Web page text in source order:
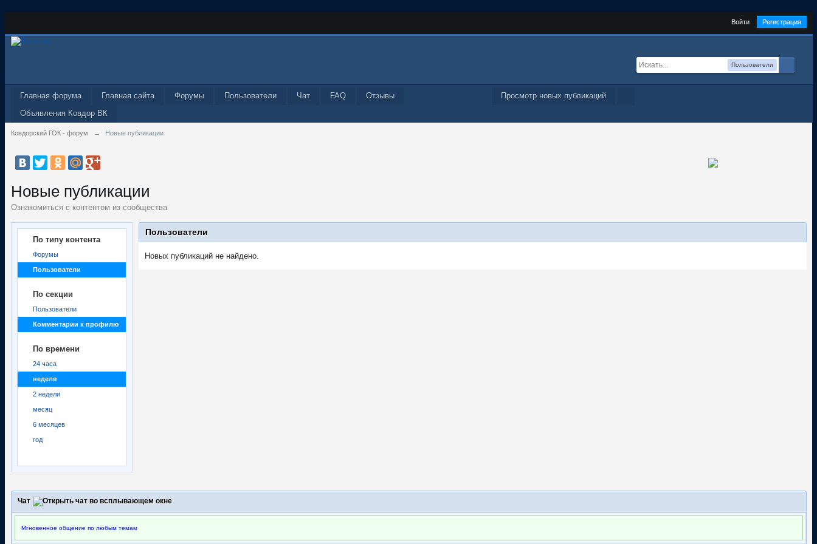
Войти Регистрация
Пользователи
Просмотр новых публикаций
Главная форума Главная сайта Форумы Пользователи Чат FAQ
Отзывы
Объявления Ковдор ВК
Ковдорский ГОК - форум → Новые публикации
Новые публикации
Ознакомиться с контентом из сообщества
По типу контента
Форумы
Пользователи
По секции
Пользователи
Комментарии к профилю
По времени
24 часа
неделя
2 недели
месяц
6 месяцев
год
Пользователи
Новых публикаций не найдено.
Чат
Мгновенное общение по любым темам